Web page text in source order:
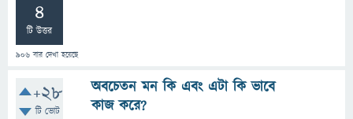
4
টি উত্তর
906 বার দেখা হয়েছে
+28
টি ভোট
অবচেতন মন কি এবং এটা কি ভাবে
কাজ করে?